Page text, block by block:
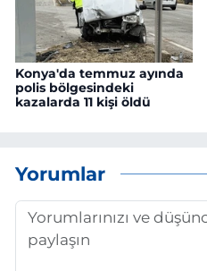
Konya'da temmuz ayında
polis bölgesindeki
kazalarda 11 kişi öldü
Yorumlar